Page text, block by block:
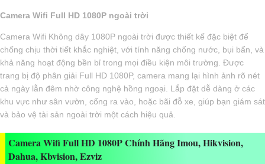
Camera Wifi Full HD 1080P ngoài trời
Camera Wifi Không dây 1080P ngoài trời được thiết kế đặc biệt để
chống chịu thời tiết khắc nghiệt, với tính năng chống nước, bụi bẩn, và
khả năng hoạt động bền bỉ trong mọi điều kiện môi trường. Được
trang bị độ phân giải Full HD 1080P, camera mang lại hình ảnh rõ nét
cả ngày lẫn đêm nhờ công nghệ hồng ngoại. Lắp đặt dễ dàng ở các
khu vực như sân vườn, cổng ra vào, hoặc bãi đỗ xe, giúp bạn giám sát
và bảo vệ tài sản ngoài trời một cách hiệu quả.
Camera Wifi Full HD 1080P Chính Hãng Imou, Hikvision,
Dahua, Kbvision, Ezviz